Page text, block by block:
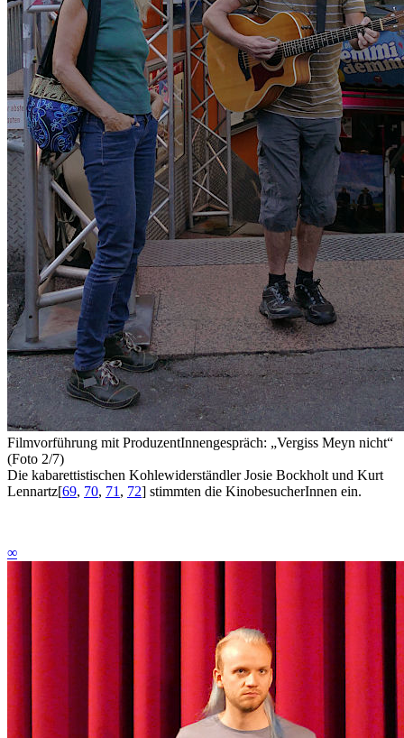
Filmvorführung mit ProduzentInnengespräch: „Vergiss Meyn nicht“
(Foto 2/7)
Die kabarettistischen Kohlewiderständler Josie Bockholt und Kurt
Lennartz[69, 70, 71 , 72] stimmten die KinobesucherInnen ein.
∞